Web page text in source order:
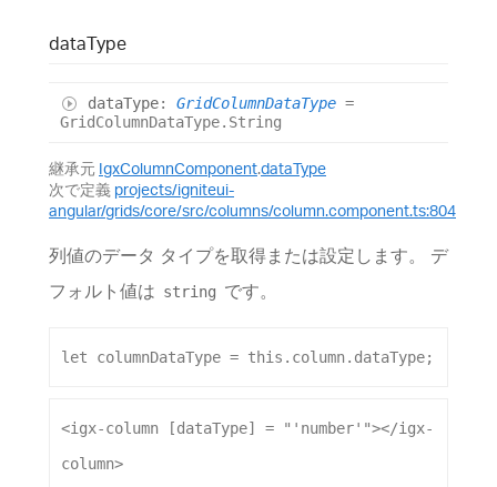
dataType
dataType: GridColumnDataType =
GridColumnDataType.String
継承元 IgxColumnComponent.dataType
次で定義 projects/igniteui-
angular/grids/core/src/columns/column.component.ts:804
列値のデータ タイプを取得または設定します。 デ
フォルト値は string です。
let columnDataType = this . column. dataType;
<igx-column [dataType] = "'number'"></igx-
column>